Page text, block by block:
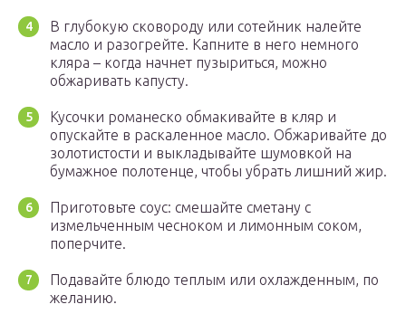
В глубокую сковороду или сотейник налейте
масло и разогрейте. Капните в него немного
кляра – когда начнет пузыриться, можно
обжаривать капусту.
Кусочки романеско обмакивайте в кляр и
опускайте в раскаленное масло. Обжаривайте до
золотистости и выкладывайте шумовкой на
бумажное полотенце, чтобы убрать лишний жир.
Приготовьте соус: смешайте сметану с
измельченным чесноком и лимонным соком,
поперчите.
Подавайте блюдо теплым или охлажденным, по
желанию.